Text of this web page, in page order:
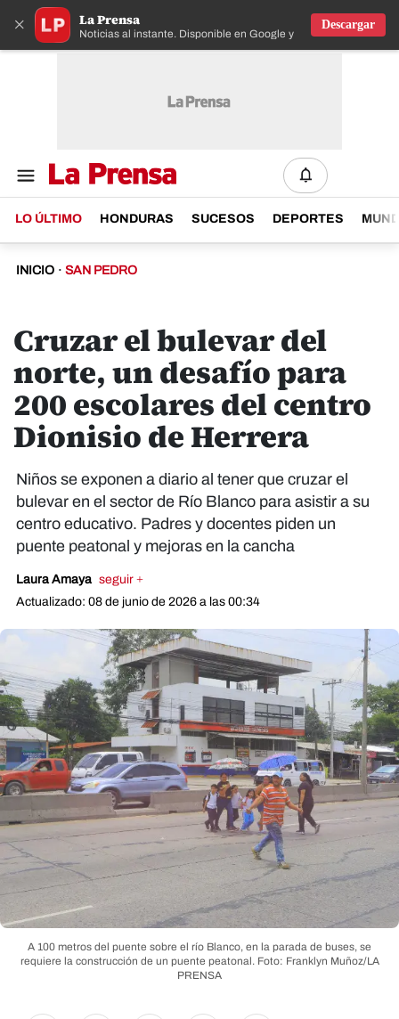
× La Prensa
Noticias al instante. Disponible en Google y IOS
Descargar
LO ÚLTIMO HONDURAS SUCESOS DEPORTES
INICIO · SAN PEDRO
Cruzar el bulevar del
norte, un desafío para
200 escolares del centro
Dionisio de Herrera
Niños se exponen a diario al tener que cruzar el
bulevar en el sector de Río Blanco para asistir a su
centro educativo. Padres y docentes piden un
puente peatonal y mejoras en la cancha
Laura Amaya seguir +
Actualizado: 08 de junio de 2026 a las 00:34
A 100 metros del puente sobre el río Blanco, en la parada de buses, se
requiere la construcción de un puente peatonal. Foto: Franklyn Muñoz/LA
PRENSA